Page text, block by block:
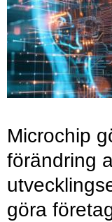
Microchip
förändring
göra